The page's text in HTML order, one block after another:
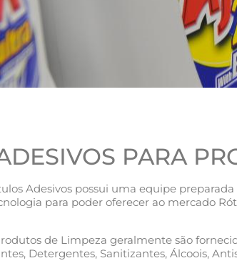
PARA
Adesivos possui uma equipe
para poder oferecer ao mercado
de Limpeza geralmente são
Detergentes, Sanitizantes, Álcoois,